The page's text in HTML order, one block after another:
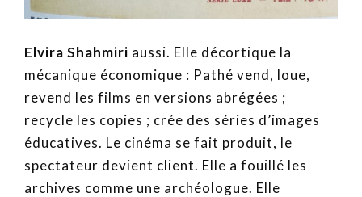
Elvira Shahmiri aussi. Elle décortique la
mécanique économique : Pathé vend, loue,
revend les films en versions abrégées ;
recycle les copies ; crée des séries d’images
éducatives. Le cinéma se fait produit, le
spectateur devient client. Elle a fouillé les
archives comme une archéologue. Elle